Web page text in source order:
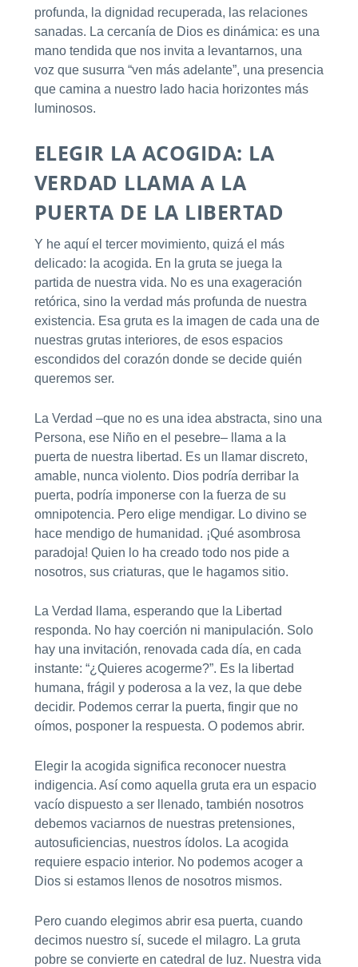
profunda, la dignidad recuperada, las relaciones
sanadas. La cercanía de Dios es dinámica: es una
mano tendida que nos invita a levantarnos, una
voz que susurra “ven más adelante”, una presencia
que camina a nuestro lado hacia horizontes más
luminosos.
ELEGIR LA ACOGIDA: LA
VERDAD LLAMA A LA
PUERTA DE LA LIBERTAD
Y he aquí el tercer movimiento, quizá el más
delicado: la acogida. En la gruta se juega la
partida de nuestra vida. No es una exageración
retórica, sino la verdad más profunda de nuestra
existencia. Esa gruta es la imagen de cada una de
nuestras grutas interiores, de esos espacios
escondidos del corazón donde se decide quién
queremos ser.
La Verdad –que no es una idea abstracta, sino una
Persona, ese Niño en el pesebre– llama a la
puerta de nuestra libertad. Es un llamar discreto,
amable, nunca violento. Dios podría derribar la
puerta, podría imponerse con la fuerza de su
omnipotencia. Pero elige mendigar. Lo divino se
hace mendigo de humanidad. ¡Qué asombrosa
paradoja! Quien lo ha creado todo nos pide a
nosotros, sus criaturas, que le hagamos sitio.
La Verdad llama, esperando que la Libertad
responda. No hay coerción ni manipulación. Solo
hay una invitación, renovada cada día, en cada
instante: “¿Quieres acogerme?”. Es la libertad
humana, frágil y poderosa a la vez, la que debe
decidir. Podemos cerrar la puerta, fingir que no
oímos, posponer la respuesta. O podemos abrir.
Elegir la acogida significa reconocer nuestra
indigencia. Así como aquella gruta era un espacio
vacío dispuesto a ser llenado, también nosotros
debemos vaciarnos de nuestras pretensiones,
autosuficiencias, nuestros ídolos. La acogida
requiere espacio interior. No podemos acoger a
Dios si estamos llenos de nosotros mismos.
Pero cuando elegimos abrir esa puerta, cuando
decimos nuestro sí, sucede el milagro. La gruta
pobre se convierte en catedral de luz. Nuestra vida